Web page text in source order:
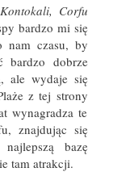
Corfu
bardzo mi się
nam czasu, by
bardzo dobrze
ale wydaje się
z tej strony
wynagradza te
znajdując się
bazę
tam atrakcji.